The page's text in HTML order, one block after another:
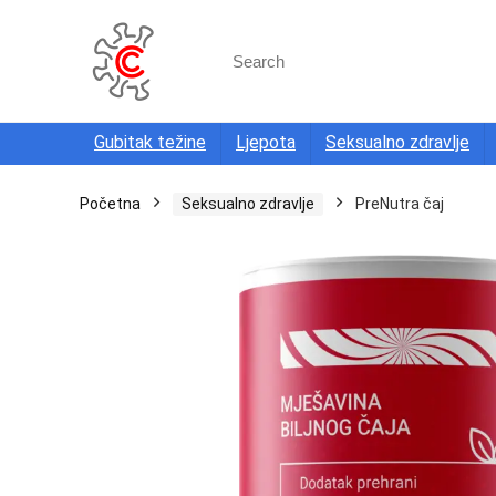
for:
Gubitak težine Ljepota Seksualno zdravlje
Početna Seksualno zdravlje PreNutra čaj